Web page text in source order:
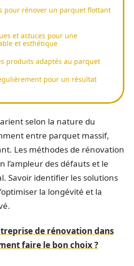
pour rénover un parquet flottant
et astuces pour une
et esthétique
produits adaptés au parquet
pour un résultat
selon la nature du
entre parquet massif,
Les méthodes de rénovation
l’ampleur des défauts et le
Savoir identifier les solutions
la longévité et la
de rénovation dans
faire le bon choix ?